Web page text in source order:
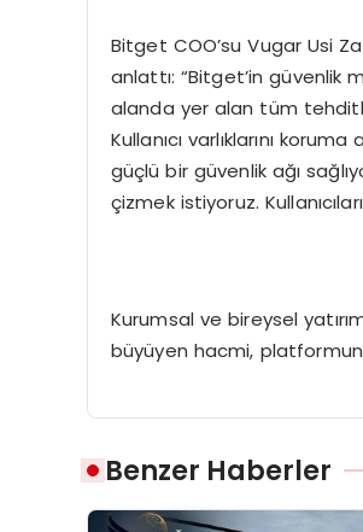
Bitget COO’su Vugar Usi
anlattı: “Bitget’in güvenlik
alanda yer alan tüm
Kullanıcı varlıklarını
güçlü bir güvenlik ağı
çizmek istiyoruz.
Kurumsal ve bireysel
büyüyen hacmi, platformun
Benzer Haberler